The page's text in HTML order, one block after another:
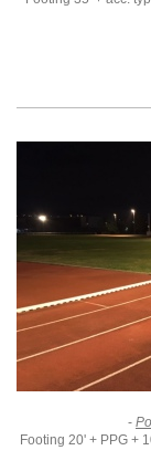
-
Footing 20' + PPG +